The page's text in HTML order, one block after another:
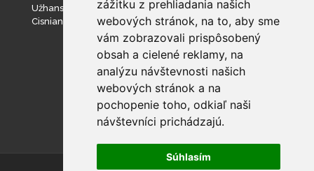
zážitku z prehliadania našich
webových stránok, na to, aby sme
vám zobrazovali prispôsobený
obsah a cielené reklamy, na
analýzu návštevnosti našich
webových stránok a na
pochopenie toho, odkiaľ naši
návštevníci prichádzajú.
Súhlasím
Užhanský národný prírodný park
Cisniansko-Wetlinský park krajobrazowy